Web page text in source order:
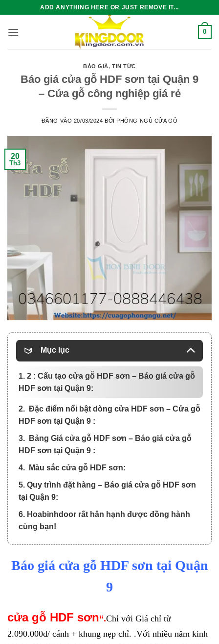
nội
ADD ANYTHING HERE OR JUST REMOVE IT...
0
BÁO GIÁ,TIN TỨC
Báo giá cửa gỗ HDF sơn tại Quận 9
– Cửa gỗ công nghiệp giá rẻ
ĐĂNG VÀO 20/03/2024 BỞIPHÒNG NGỦ CỬA GỖ
20
Th3
Mục lục
1. 2 : Cấu tạo cửa gỗ HDF sơn – Báo giá cửa gỗ
HDF sơn tại Quận 9:
2. Đặc điểm nổi bật dòng cửa HDF sơn – Cửa gỗ
HDF sơn tại Quận 9 :
3. Bảng Giá cửa gỗ HDF sơn – Báo giá cửa gỗ
HDF sơn tại Quận 9 :
4. Màu sắc cửa gỗ HDF sơn:
5. Quy trình đặt hàng – Báo giá cửa gỗ HDF sơn
tại Quận 9:
6. Hoabinhdoor rất hân hạnh được đồng hành
cùng bạn!
Báo giá cửa gỗ HDF sơn tại Quận
9
cửa gỗ HDF sơn“.Chỉ với Giá chỉ từ
2.090.000đ/ cánh + khung nẹp chỉ. .Với nhiều năm kinh